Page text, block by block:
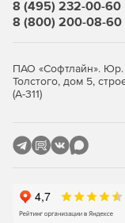
сетевые экраны
Карта сети.
8 (495) 232-00-60
8 (800) 200-08-60
ПАО «Софтлайн». Юр.
Толстого, дом 5,
(А-311)